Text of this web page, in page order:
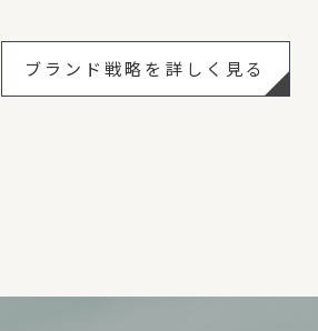
ブランド戦略を詳しく見る